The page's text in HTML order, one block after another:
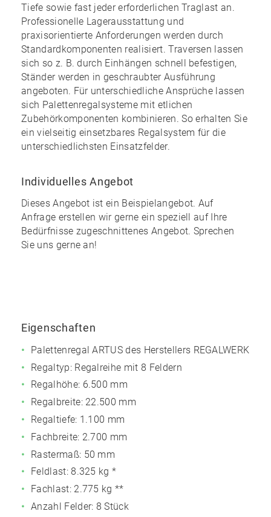
Tiefe sowie fast jeder erforderlichen Traglast an.
Professionelle Lagerausstattung und
praxisorientierte Anforderungen werden durch
Standardkomponenten realisiert. Traversen lassen
sich so z. B. durch Einhängen schnell befestigen,
Ständer werden in geschraubter Ausführung
angeboten. Für unterschiedliche Ansprüche lassen
sich Palettenregalsysteme mit etlichen
Zubehörkomponenten kombinieren. So erhalten Sie
einvielseitig einsetzbares Regalsystem für die
unterschiedlichsten Einsatzfelder.
Individuelles Angebot
Dieses Angebot ist ein Beispielangebot. Auf
Anfrage erstellen wir gerne ein speziell auf Ihre
Bedürfnisse zugeschnittenes Angebot. Sprechen
Sie uns gerne an!
Eigenschaften
Palettenregal ARTUS des Herstellers REGALWERK
Regaltyp: Regalreihe mit 8 Feldern
Regalhöhe: 6.500 mm
Regalbreite: 22.500 mm
Regaltiefe: 1.100 mm
Fachbreite: 2.700 mm
Rastermaß: 50 mm
Feldlast:8.325 kg *
Fachlast: 2.775 kg **
Anzahl Felder: 8 Stück